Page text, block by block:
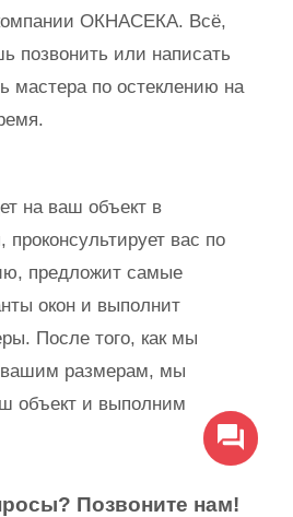
ОКНАСЕКА. Всё,
позвонить или написать
мастера по остеклению на
на ваш объект в
проконсультирует вас по
предложит самые
окон и выполнит
После того, как мы
вашим размерам, мы
объект и выполним
Позвоните нам!